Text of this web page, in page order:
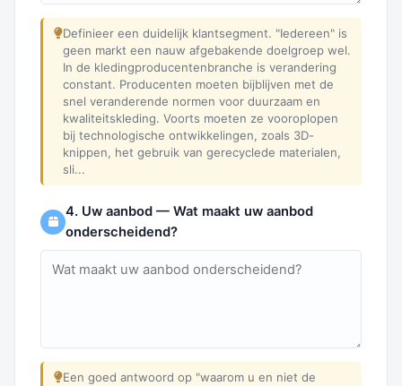
Definieer een duidelijk klantsegment. "Iedereen" is
geen markt een nauw afgebakende doelgroep wel.
In de kledingproducentenbranche is verandering
constant. Producenten moeten bijblijven met de
snel veranderende normen voor duurzaam en
kwaliteitskleding. Voorts moeten ze vooroplopen
bij technologische ontwikkelingen, zoals 3D-
knippen, het gebruik van gerecyclede materialen,
sli...
4. Uw aanbod — Wat maakt uw aanbod
onderscheidend?
Een goed antwoord op "waarom u en niet de